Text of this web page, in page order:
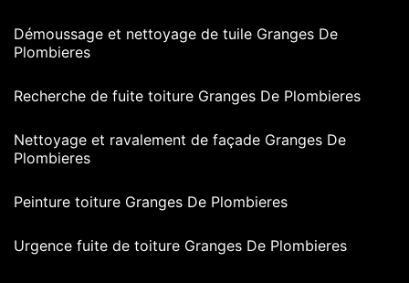
Démoussage et nettoyage de tuile Granges De
Plombieres
Recherche de fuite toiture Granges De Plombieres
Nettoyage et ravalement de façade Granges De
Plombieres
Peinture toiture Granges De Plombieres
Urgence fuite de toiture Granges De Plombieres